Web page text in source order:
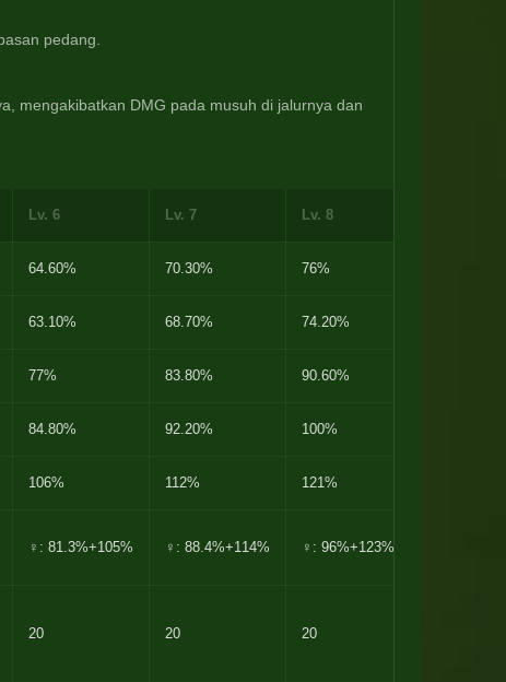
pedang.
mengakibatkan DMG pada musuh di jalurnya dan
Lv. 6 Lv. 7 Lv. 8
64.60% 70.30% 76%
63.10% 68.70% 74.20%
77% 83.80% 90.60%
84.80% 92.20% 100%
106% 112% 121%
♀: 81.3%+105% ♀: 88.4%+114% ♀: 96%+123%
20 20 20